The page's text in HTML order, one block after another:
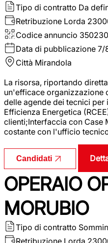
Tipo di contratto Da
Retribuzione Lorda
Codice annuncio 350230
Data di pubblicazione 7/
Città Mirandola
La risorsa, riportando
un'efficace organizzazione
delle agende dei tecnici
Efficienza Energetica
clienti;Interfaccia con Case
costante con l'ufficio
Candidati
OPERAIO
MORUBIO
Tipo di contratto
Retribuzione Lorda